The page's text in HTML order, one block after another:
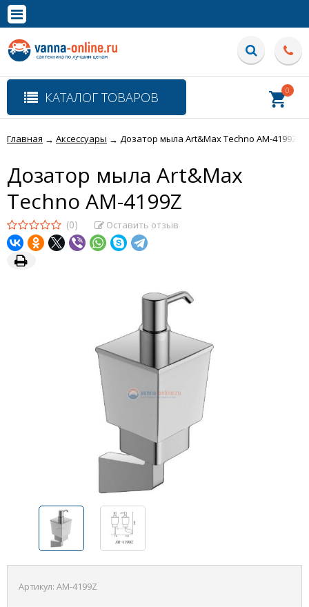
Полная версия сайта
КАТАЛОГ ТОВАРОВ 0
Главная → Аксессуары → Дозатор мыла Art&Max Techno AM-4199Z
Дозатор мыла Art&Max
Techno AM-4199Z
(0) Оставить отзыв
Артикул: AM-4199Z